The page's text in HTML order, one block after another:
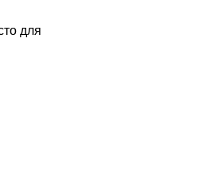
для